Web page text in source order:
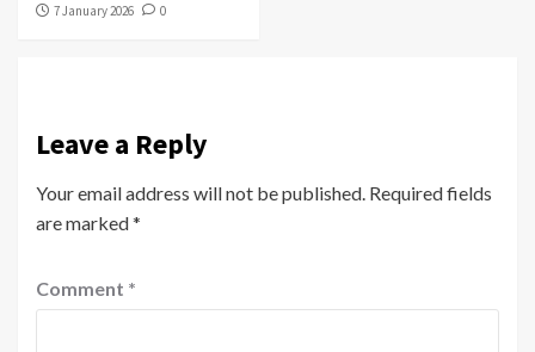
7 January 2026
0
Leave a Reply
Your email address will not be published. Required fields
are marked*
Comment *